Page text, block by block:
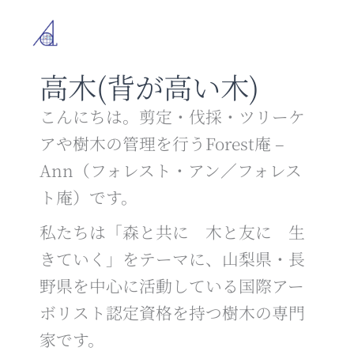
高木(背が高い木)
こんにちは。剪定・伐採・ツリーケ
アや樹木の管理を行うForest庵 –
Ann（フォレスト・アン／フォレス
ト庵）です。
私たちは「森と共に 木と友に 生
きていく」をテーマに、山梨県・長
野県を中心に活動している国際アー
ボリスト認定資格を持つ樹木の専門
家です。